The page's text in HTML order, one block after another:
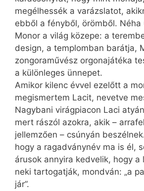
megélhessék a varázslatot,
ebből a fényből, örömből. Néha
Monor a világ közepe: a
design, a templomban barátja,
zongoraművész orgonajátéka
a különleges ünnepet.
Amikor kilenc évvel ezelőtt a
megismertem Lacit, nevetve
Nagybani virágpiacon Laci
mert rászól azokra, akik –
jellemzően – csúnyán
hogy a ragadványnév ma is él,
árusok annyira kedvelik, hogy a
neki tartogatják, mondván: „a
jár”.